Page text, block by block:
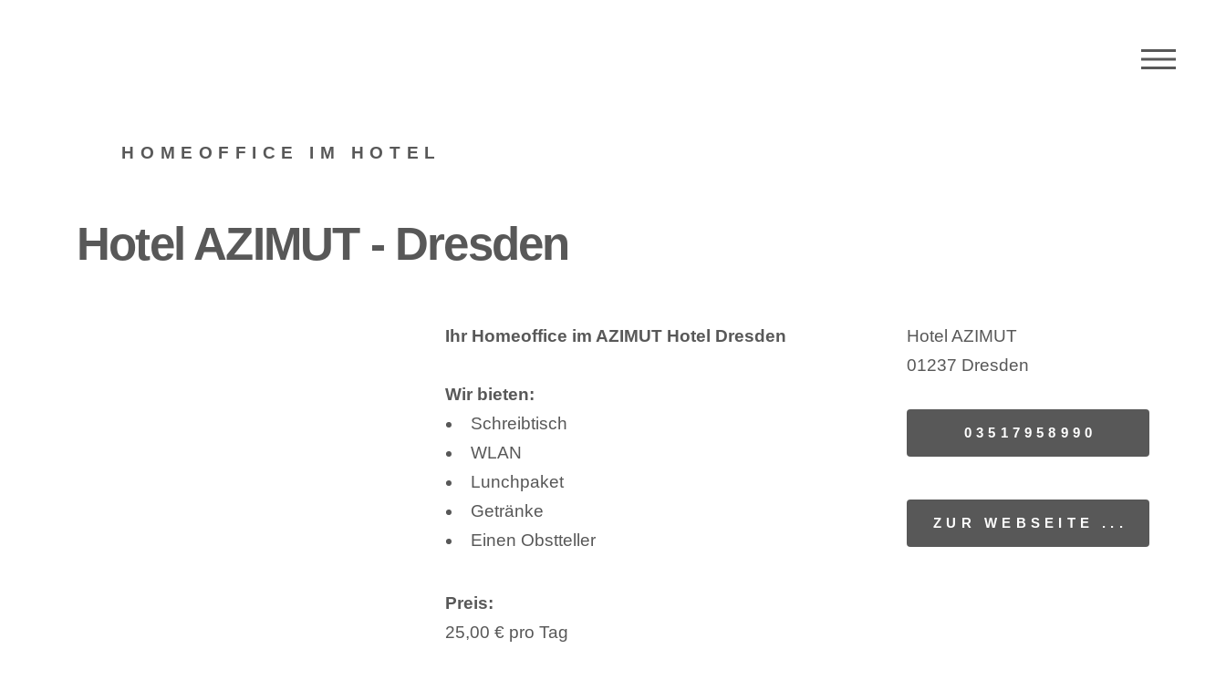
HOMEOFFICE IM HOTEL
Hotel AZIMUT - Dresden
Ihr Homeoffice im AZIMUT Hotel Dresden
Wir bieten:
Schreibtisch
WLAN
Lunchpaket
Getränke
Einen Obstteller
Preis:
25,00 € pro Tag
Hotel AZIMUT
01237 Dresden
03517958990
ZUR WEBSEITE ...